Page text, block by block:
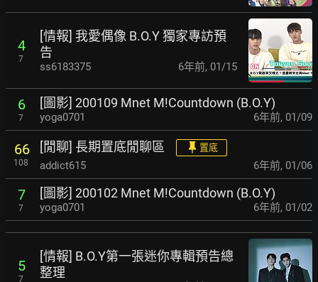
4
7
[情報] 我愛偶像 B.O.Y 獨家專訪預
告
ss6183375 6年前, 01/15
6
7
[圖影] 200109 Mnet M!Countdown (B.O.Y)
yoga0701 6年前, 01/09
66
108
[閒聊] 長期置底閒聊區 置底
addict615 6年前, 01/06
7
7
[圖影] 200102 Mnet M!Countdown (B.O.Y)
yoga0701 6年前, 01/02
5
7
[情報] B.O.Y第一張迷你專輯預告總
整理